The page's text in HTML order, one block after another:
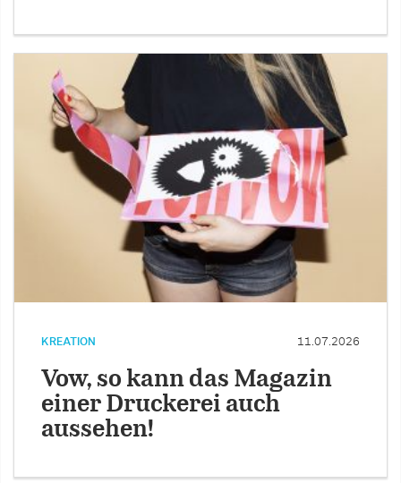
KREATION 11.07.2026
Vow, so kann das Magazin
einer Druckerei auch
aussehen!